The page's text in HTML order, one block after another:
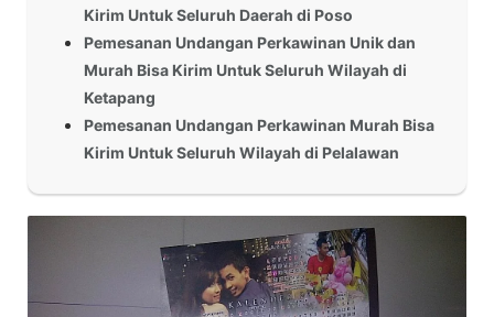
Kirim Untuk Seluruh Daerah di Poso
Pemesanan Undangan Perkawinan Unik dan
Murah Bisa Kirim Untuk Seluruh Wilayah di
Ketapang
Pemesanan Undangan Perkawinan Murah Bisa
Kirim Untuk Seluruh Wilayah di Pelalawan